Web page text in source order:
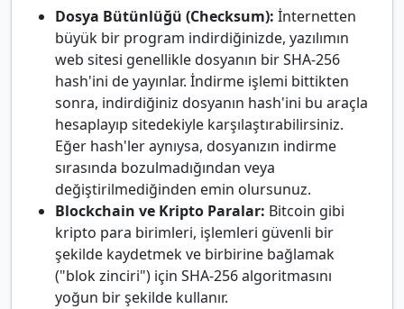
Dosya Bütünlüğü (Checksum): İnternetten
büyük bir program indirdiğinizde, yazılımın
web sitesi genellikle dosyanın bir SHA-256
hash'ini de yayınlar. İndirme işlemi bittikten
sonra, indirdiğiniz dosyanın hash'ini bu araçla
hesaplayıp sitedekiyle karşılaştırabilirsiniz.
Eğer hash'ler aynıysa, dosyanızın indirme
sırasında bozulmadığından veya
değiştirilmediğinden emin olursunuz.
Blockchain ve Kripto Paralar: Bitcoin gibi
kripto para birimleri, işlemleri güvenli bir
şekilde kaydetmek ve birbirine bağlamak
("blok zinciri") için SHA-256 algoritmasını
yoğun bir şekilde kullanır.